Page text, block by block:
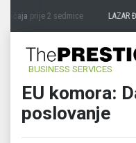
prije 2 sedmice LAZAR
BUSINESS SERVICES
EU komora:
poslovanje